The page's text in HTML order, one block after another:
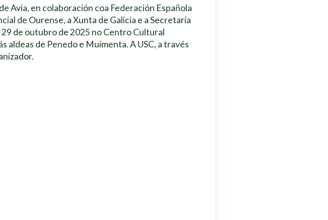
Avia, en colaboración coa Federación Española
de Ourense, a Xunta de Galicia e a Secretaría
de outubro de 2025 no Centro Cultural
aldeas de Penedo e Muimenta. A USC, a través